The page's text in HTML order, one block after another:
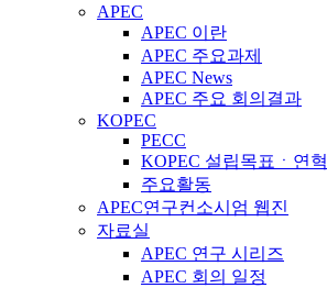
APEC
APEC 이란
APEC 주요과제
APEC News
APEC 주요 회의결과
KOPEC
PECC
KOPEC 설립목표ㆍ연혁
주요활동
APEC연구컨소시엄 웹진
자료실
APEC 연구 시리즈
APEC 회의 일정